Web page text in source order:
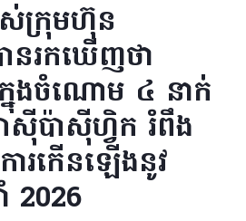
ស់ក្រុមហ៊ុន
នរកឃើញថា
ងចំណោម ៤ នាក់
ស៊ីប៉ាស៊ីហ្វិក រំពឹង
ារកើនឡើងនូវ
ាំ 2026